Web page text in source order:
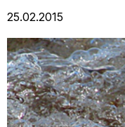
25.02.2015